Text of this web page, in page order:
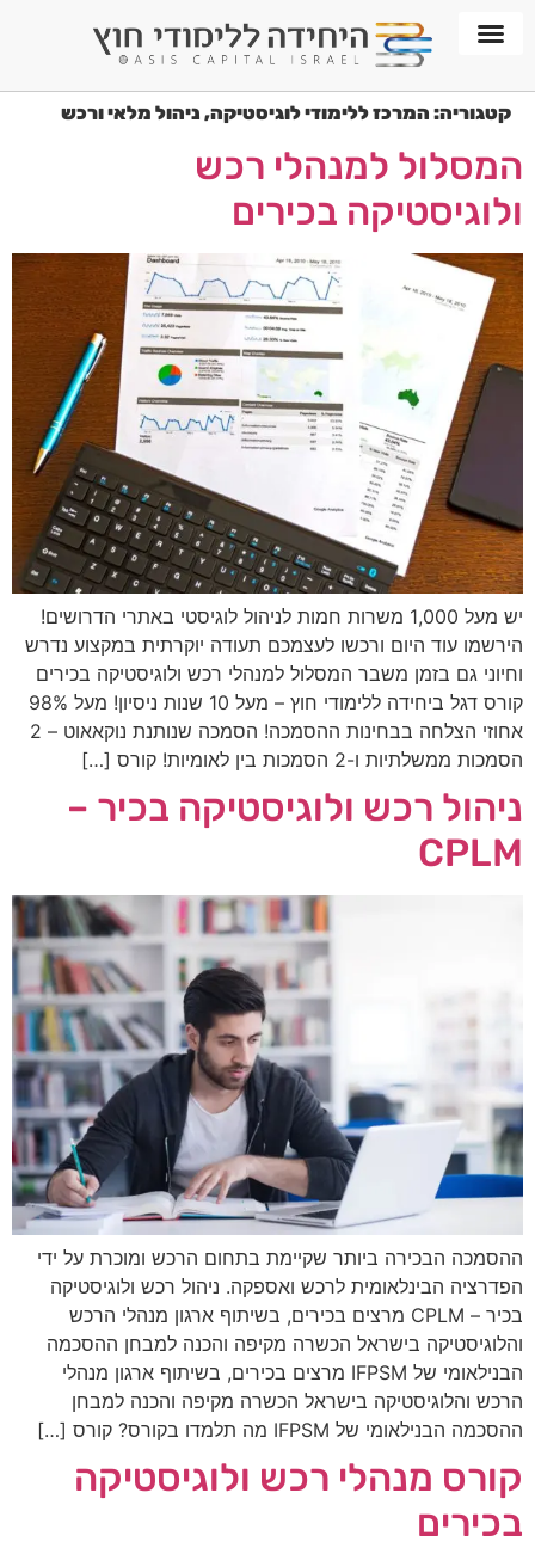
קטגוריה: המרכז ללימודי לוגיסטיקה, ניהול מלאי ורכש
המסלול למנהלי רכש
ולוגיסטיקה בכירים
יש מעל 1,000 משרות חמות לניהול לוגיסטי באתרי הדרושים!
הירשמו עוד היום ורכשו לעצמכם תעודה יוקרתית במקצוע נדרש
וחיוני גם בזמן משבר המסלול למנהלי רכש ולוגיסטיקה בכירים
קורס דגל ביחידה ללימודי חוץ – מעל 10 שנות ניסיון! מעל 98%
אחוזי הצלחה בבחינות ההסמכה! הסמכה שנותנת נוקאאוט – 2
הסמכות ממשלתיות ו-2 הסמכות בין לאומיות! קורס […]
ניהול רכש ולוגיסטיקה בכיר –
CPLM
ההסמכה הבכירה ביותר שקיימת בתחום הרכש ומוכרת על ידי
הפדרציה הבינלאומית לרכש ואספקה. ניהול רכש ולוגיסטיקה
בכיר – CPLM מרצים בכירים, בשיתוף ארגון מנהלי הרכש
והלוגיסטיקה בישראל הכשרה מקיפה והכנה למבחן ההסכמה
הבנילאומי של IFPSM​ מרצים בכירים, בשיתוף ארגון מנהלי
הרכש והלוגיסטיקה בישראל​ הכשרה מקיפה והכנה למבחן
ההסכמה הבנילאומי של IFPSM​ מה תלמדו בקורס? קורס […]
קורס מנהלי רכש ולוגיסטיקה
בכירים